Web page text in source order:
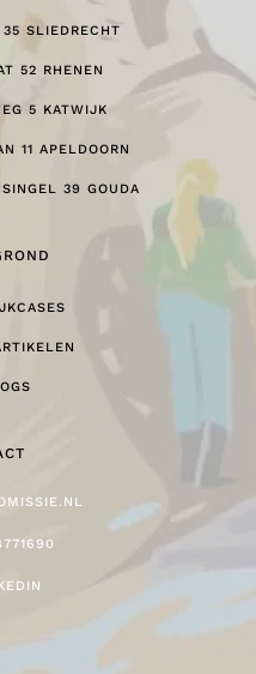
35 SLIEDRECHT
52 RHENEN
5 KATWIJK
11 APELDOORN
39 GOUDA